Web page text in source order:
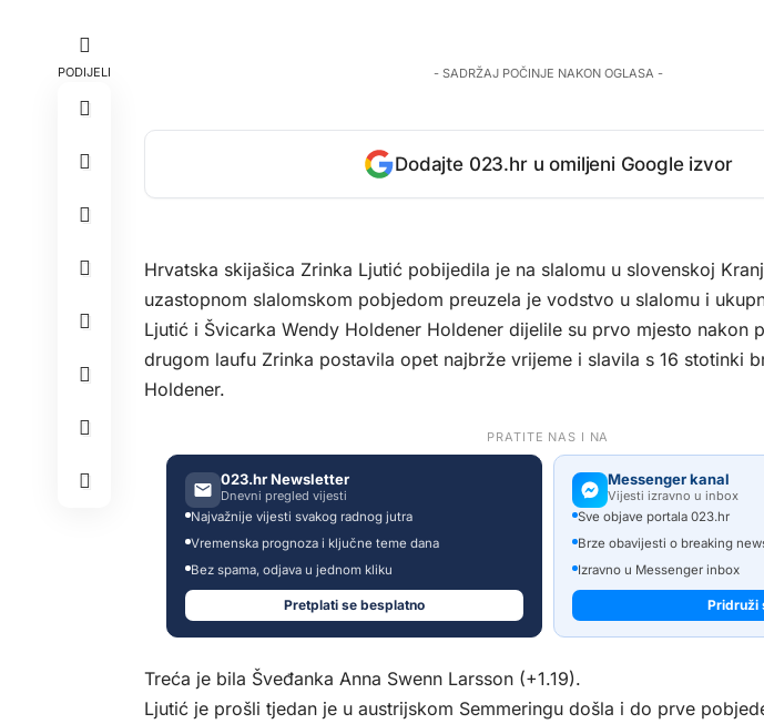
PODIJELI - SADRŽAJ POČINJE NAKON OGLASA -
Dodajte 023.hr u omiljeni Google izvor
Hrvatska skijašica Zrinka Ljutić pobijedila je na slalomu u slovenskoj
uzastopnom slalomskom pobjedom preuzela je vodstvo u slalomu i
Ljutić i Švicarka Wendy Holdener Holdener dijelile su prvo mjesto nakon
drugom laufu Zrinka postavila opet najbrže vrijeme i slavila s 16 stotinki
Holdener.
PRATITE NAS I NA
023.hr Newsletter
Dnevni pregled vijesti
Najvažnije vijesti svakog radnog jutra
Vremenska prognoza i ključne teme dana
Bez spama, odjava u jednom kliku
Pretplati se besplatno
Messenger kanal
Vijesti izravno u inbox
Sve objave portala 023.hr
Brze obavijesti o breaking
Izravno u Messenger inbox
Pridruži
Treća je bila Šveđanka Anna Swenn Larsson (+1.19).
Ljutić je prošli tjedan je u austrijskom Semmeringu došla i do prve